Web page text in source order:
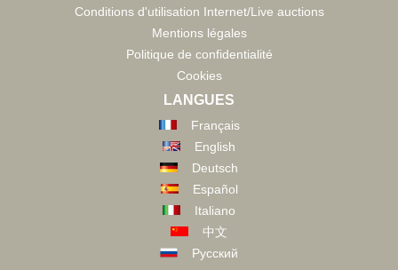
Conditions d'utilisation Internet/Live auctions
Mentions légales
Politique de confidentialité
Cookies
LANGUES
Français
English
Deutsch
Español
Italiano
中文
Русский